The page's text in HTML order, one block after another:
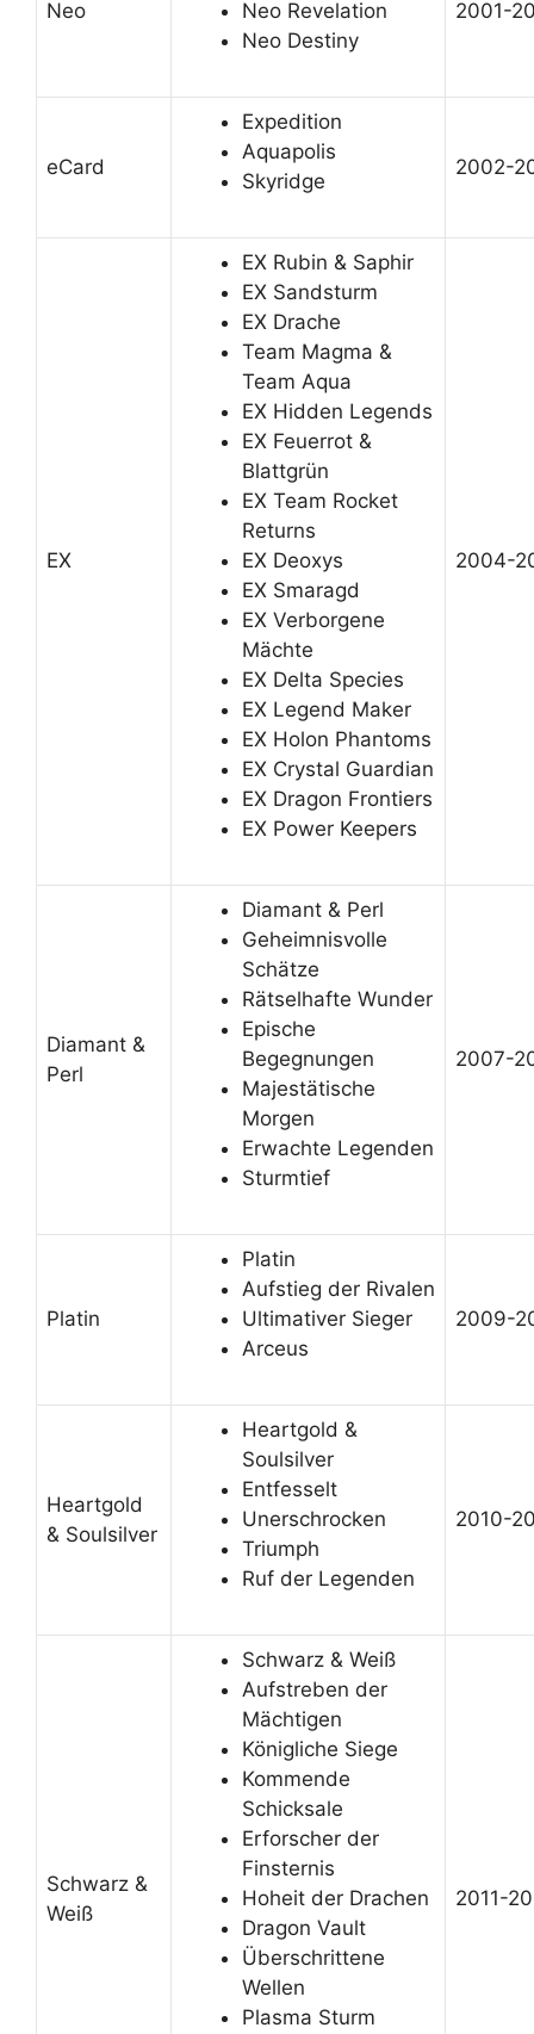
Neo
Neo Revelation
Neo Destiny
2001-
eCard
Expedition
Aquapolis
Skyridge
2002-
EX
EX Rubin & Saphir
EX Sandsturm
EX Drache
Team Magma &
Team Aqua
EX Hidden Legends
EX Feuerrot &
Blattgrün
EX Team Rocket
Returns
EX Deoxys
EX Smaragd
EX Verborgene
Mächte
EX Delta Species
EX Legend Maker
EX Holon Phantoms
EX Crystal Guardian
EX Dragon Frontiers
EX Power Keepers
2004-
Diamant &
Perl
Diamant & Perl
Geheimnisvolle
Schätze
Rätselhafte Wunder
Epische
Begegnungen
Majestätische
Morgen
Erwachte Legenden
Sturmtief
2007-
Platin
Platin
Aufstieg der Rivalen
Ultimativer Sieger
Arceus
2009-
Heartgold
& Soulsilver
Heartgold &
Soulsilver
Entfesselt
Unerschrocken
Triumph
Ruf der Legenden
2010-
Schwarz &
Weiß
Schwarz & Weiß
Aufstreben der
Mächtigen
Königliche Siege
Kommende
Schicksale
Erforscher der
Finsternis
Hoheit der Drachen
Dragon Vault
Überschrittene
Wellen
Plasma Sturm
2011-